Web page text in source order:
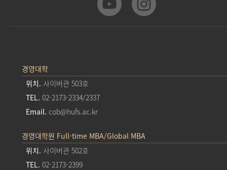
경영대학
위치. 사이버관 503호
TEL. 02-2173-2334/2337
Email. cob@hufs.ac.kr
경영대학원 Full-time MBA/Global MBA
위치. 사이버관 502호
TEL. 02-2173-2399